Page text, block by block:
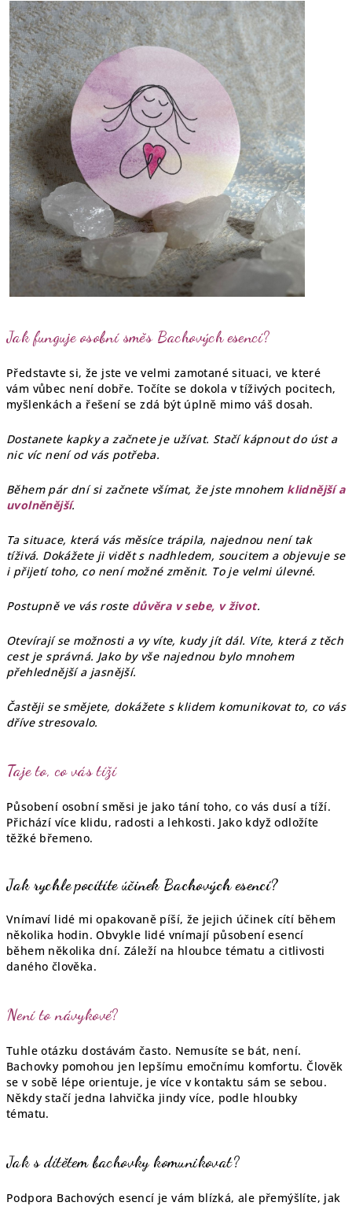
Jak funguje osobní směs Bachových esencí?
Představte si, že jste ve velmi zamotané situaci, ve které
vám vůbec není dobře. Točíte se dokola v tíživých pocitech,
myšlenkách a řešení se zdá být úplně mimo váš dosah.
Dostanete kapky a začnete je užívat. Stačí kápnout do úst a
nic víc není od vás potřeba.
Během pár dní si začnete všímat, že jste mnohem klidnější a
uvolněnější.
Ta situace, která vás měsíce trápila, najednou není tak
tíživá. Dokážete ji vidět s nadhledem, soucitem a objevuje se
i přijetí toho, co není možné změnit. To je velmi úlevné.
Postupně ve vás roste důvěra v sebe, v život.
Otevírají se možnosti a vy víte, kudy jít dál. Víte, která z těch
cest je správná. Jako by vše najednou bylo mnohem
přehlednější a jasnější.
Častěji se smějete, dokážete s klidem komunikovat to, co vás
dříve stresovalo.
Taje to, co vás tíží
Působení osobní směsi je jako tání toho, co vás dusí a tíží.
Přichází více klidu, radosti a lehkosti. Jako když odložíte
těžké břemeno.
Jak rychle pocítíte účinek Bachových esencí?
Vnímaví lidé mi opakovaně píší, že jejich účinek cítí během
několika hodin. Obvykle lidé vnímají působení esencí
během několika dní. Záleží na hloubce tématu a citlivosti
daného člověka.
Není to návykové?
Tuhle otázku dostávám často. Nemusíte se bát, není.
Bachovky pomohou jen lepšímu emočnímu komfortu. Člověk
se v sobě lépe orientuje, je více v kontaktu sám se sebou.
Někdy stačí jedna lahvička jindy více, podle hloubky
tématu.
Jak s dítětem bachovky komunikovat?
Podpora Bachových esencí je vám blízká, ale přemýšlíte, jak